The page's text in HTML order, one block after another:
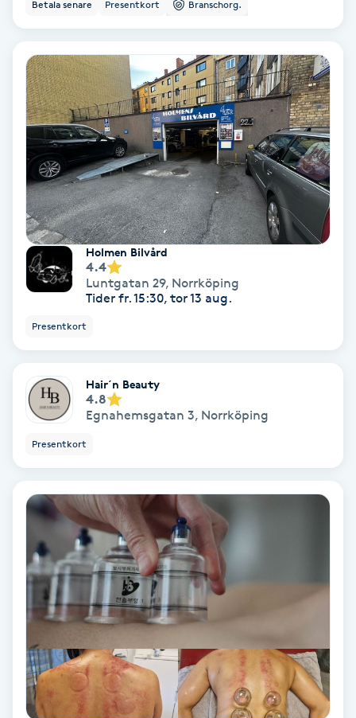
Paraffinbehandling
Pedikyr
Pensionärklippning
Permanent
Permanent hårborttagning
Permanent ögonbrynsmakeup
Personal shopper
Personlig tränare
Pigmentbehandling
Pigmentfläckar
Plastikkirurgi
Powder brows
Power Yoga
Betala senare Presentkort Branschorg.
Holmen Bilvård
4.4
Luntgatan 29, Norrköping
Tider fr. 15:30, tor 13 aug.
Presentkort
Hair´n Beauty
4.8
Egnahemsgatan 3, Norrköping
Presentkort